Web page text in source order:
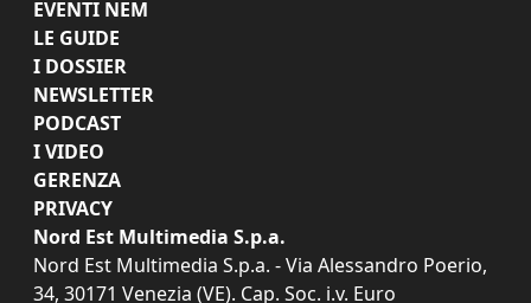
EVENTI NEM
LE GUIDE
I DOSSIER
NEWSLETTER
PODCAST
I VIDEO
GERENZA
PRIVACY
Nord Est Multimedia S.p.a.
Nord Est Multimedia S.p.a. - Via Alessandro Poerio,
34, 30171 Venezia (VE). Cap. Soc. i.v. Euro